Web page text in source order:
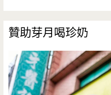
贊助芽月喝珍奶